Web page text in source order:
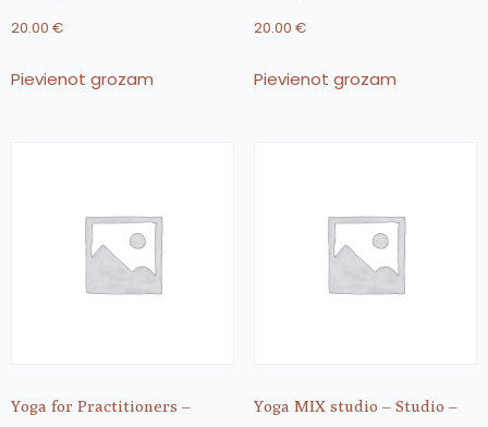
20.00 €
Pievienot grozam
20.00 €
Pievienot grozam
Yoga for Practitioners –
Yoga MIX studio – Studio –